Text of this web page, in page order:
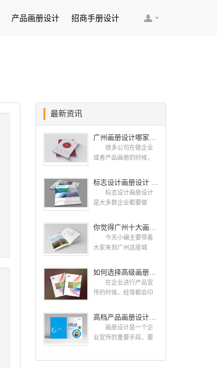
产品画册设计 招商手册设计
最新资讯
广州画册设计哪家公司好？我们推荐古柏品牌设计
很多公司在做企业
或者产品画册的时候，
公司，这样设计出来的
画册，才能让人眼前一
亮，才能够给公司带来
计找哪家公司。 广
州画册设计哪家公司
好？本地人都会选择古
柏品牌设计有限公司成
立于2004年，是由一群
专业、独特的IT精英组
贴网络时代的发展潮
流，对中国网络应用的
现状和趋势有很深的...
标志设计画册设计 对标志设计有哪些原则呢？
标志设计画册设计
是大多数企业都要做
一个企业的门面形象，
而画册就是作为宣传，
把企业的形象和活动更
不能缺少的。标志设计
画册设计 简练、概
括、完美!即要成功到几
案的程度是我们的目
标，其难度比之其它任
何艺术设计都要大得
循以下的原则： 1.详
你觉得广州十大画册设计公司的排名真的重要吗？
今天小编主要带着
大家来到广州这座城
设计公司是那些?古柏品
牌提供画册设计，宣传
册设计,排版设计，画册
广州集团/单位/产品/目录
画册设计/印刷公司。相
信不少喜欢设计的小伙
如何选择高级画册设计公司 怎么制作高级企业画册
在企业进行产品宣
传的时候，经常都会印
要找一家出色的画册制
作公司。下面古柏品牌
设计就给大家说说如何
画册?高级画册设计公
高档产品画册设计的有哪些小技巧
画册设计是一个企
业宣传的重要手段，要